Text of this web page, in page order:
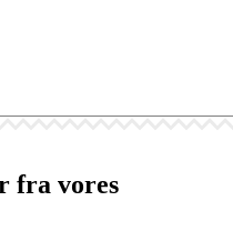
fra vores